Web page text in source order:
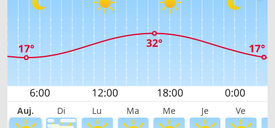
Auj. Di Lu Ma Me Je Ve